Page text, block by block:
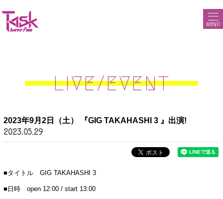
MENU
LIVE/EVENT
2023年9月2日（土） 『GIG TAKAHASHI 3 』出演!
2023.05.29
■タイトル GIG TAKAHASHI 3
■日時 open 12:00 / start 13:00